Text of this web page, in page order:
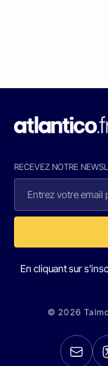
RECEVEZ NOTRE
En cliquant sur
© 2026